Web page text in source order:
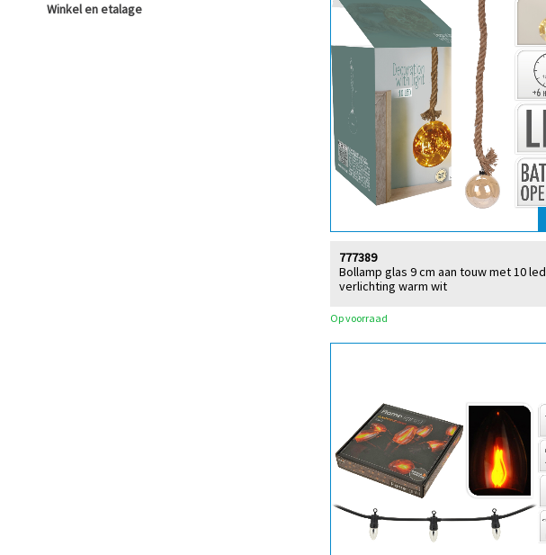
Winkel en etalage
Bollamp glas 9 cm aan touw met 10 led
verlichting warm wit
777389
Op voorraad